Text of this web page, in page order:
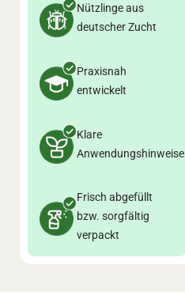
Nützlinge aus
deutscher Zucht
Praxisnah
entwickelt
Klare
Anwendungshinweise
Frisch abgefüllt
bzw. sorgfältig
verpackt